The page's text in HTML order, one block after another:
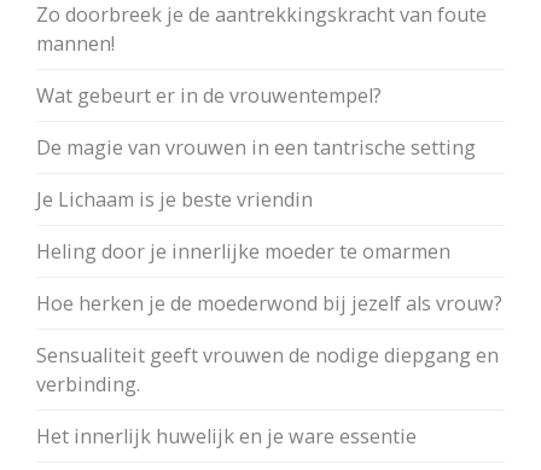
Zo doorbreek je de aantrekkingskracht van foute
mannen!
Wat gebeurt er in de vrouwentempel?
De magie van vrouwen in een tantrische setting
Je Lichaam is je beste vriendin
Heling door je innerlijke moeder te omarmen
Hoe herken je de moederwond bij jezelf als vrouw?
Sensualiteit geeft vrouwen de nodige diepgang en
verbinding.
Het innerlijk huwelijk en je ware essentie